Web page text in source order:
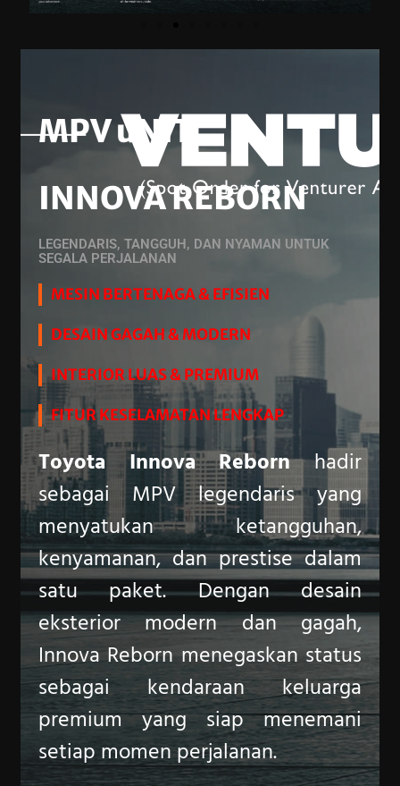
MPV uNIT
INNOVA REBORN
LEGENDARIS, TANGGUH, DAN NYAMAN UNTUK
SEGALA PERJALANAN
MESIN BERTENAGA & EFISIEN
DESAIN GAGAH & MODERN
INTERIOR LUAS & PREMIUM
FITUR KESELAMATAN LENGKAP
Toyota Innova Rebornhadir
sebagai MPV legendaris yang
menyatukan ketangguhan,
kenyamanan, dan prestise dalam
satu paket. Dengan desain
eksterior modern dan gagah,
Innova Reborn menegaskan status
sebagai kendaraan keluarga
premium yang siap menemani
setiap momen perjalanan.